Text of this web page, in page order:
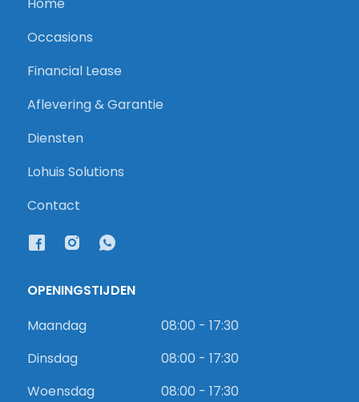
Occasions
Financial Lease
Aflevering & Garantie
Diensten
Lohuis Solutions
Contact
OPENINGSTIJDEN
Maandag
08:00 - 17:30
Dinsdag
08:00 - 17:30
Woensdag
08:00 - 17:30